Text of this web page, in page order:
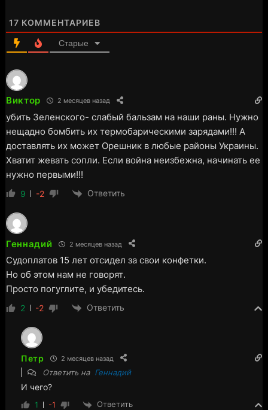
17 КОММЕНТАРИЕВ
Старые
Виктор 2 месяцев назад
убить Зеленского- слабый бальзам на наши раны. Нужно
нещадно бомбить их термобарическими зарядами!!! А
доставлять их может Орешник в любые районы Украины.
Хватит жевать сопли. Если война неизбежна, начинать ее
нужно первыми!!!
9 -2 Ответить
Геннадий 2 месяцев назад
Судоплатов 15 лет отсидел за свои конфетки.
Но об этом нам не говорят.
Просто погуглите, и убедитесь.
2 -2 Ответить
Петр 2 месяцев назад
Ответить на Геннадий
И чего?
1 -1 Ответить